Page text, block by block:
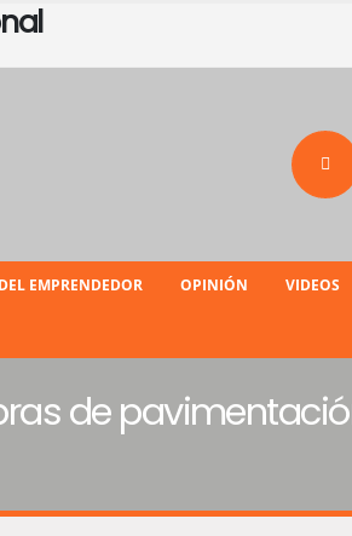
EMPRENDEDOR OPINIÓN VIDEOS
de